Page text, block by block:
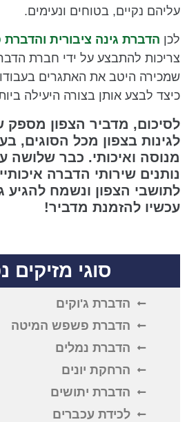
עליהם נקיים, בטוחים ונעימים.
לכן הדברת גינה ציבורית והדברת
צריכות להתבצע על ידי חברת
שמכירה היטב את האתגרים
כיצד לבצע אותן בצורה היעילה
לסיכום, מדביר הצפון מספק
לגינות בצפון מכל הסוגים,
מנוסה ואיכותי. כבר שלושה
נותנים שירותי הדברה
לתושבי הצפון ונשמח
עכשיו להזמנת מדביר!
סוגי מזיקים
הדברת ג'וקים
הדברת פשפש המיטה
הדברת נמלים
הרחקת יונים
הדברת יתושים
לכידת עכברים